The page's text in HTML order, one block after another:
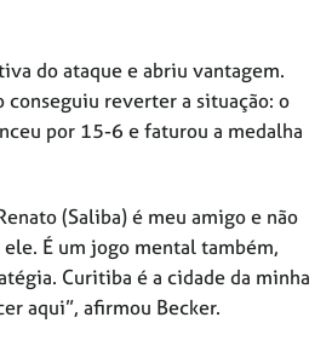
do ataque e abriu vantagem.
conseguiu reverter a situação: o
por 15-6 e faturou a medalha
(Saliba) é meu amigo e não
É um jogo mental também,
Curitiba é a cidade da minha
aqui”, afirmou Becker.